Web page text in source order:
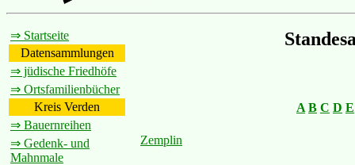
⇒ Startseite
Datensammlungen
⇒ jüdische Friedhöfe
⇒ Ortsfamilienbücher
Kreis Verden
⇒ Bauernreihen
⇒ Gedenk- und
Mahnmale
A B C D E
Zemplin